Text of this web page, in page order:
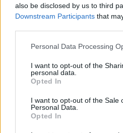
also be disclosed by us to third
Downstream Participants that
Please note that this website/
not limited to your visit or usage
grant or deny consent to Google
use your data for below
consent section.
Personal Data Processing
I want to opt-out of the
personal data.
Opted In
I want to opt-out of the Sale
Personal Data.
Opted In
Az egészség logikája: mit
század orvostudományi
EGÉSZSÉGIPAR 2 órája
Elképesztő, kiknek
hasznot Jeffrey Epstein
ELEMZÉSEK 3 órája